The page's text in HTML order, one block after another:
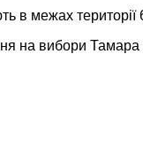
в межах
на вибори Тамара